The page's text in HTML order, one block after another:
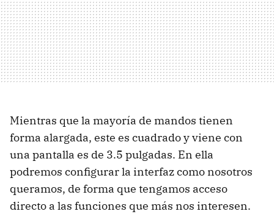
Mientras que la mayoría de mandos tienen
forma alargada, este es cuadrado y viene con
una pantalla es de 3.5 pulgadas. En ella
podremos configurar la interfaz como nosotros
queramos, de forma que tengamos acceso
directo a las funciones que más nos interesen.